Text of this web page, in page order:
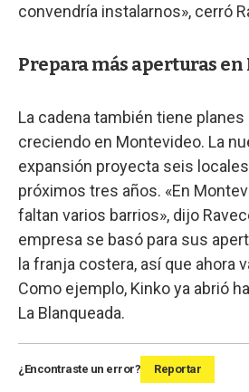
convendría instalarnos», cerró
Prepara más aperturas
La cadena también tiene
creciendo en Montevideo. La
expansión proyecta seis
próximos tres años. «En
faltan varios barrios», dijo
empresa se basó para sus
la franja costera, así que ahora
Como ejemplo, Kinko ya abrió
La Blanqueada.
¿Encontraste un error? Reportar